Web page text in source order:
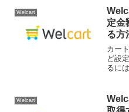
Welcart
定金
る方
カー
ど設
るに
rge"
Welcart